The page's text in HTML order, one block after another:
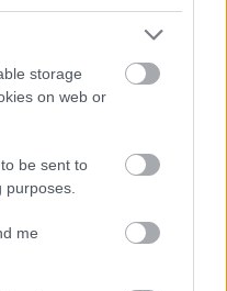
storage
on web or
be sent to
me